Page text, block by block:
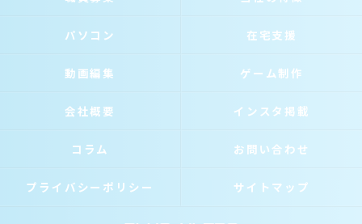
パソコン 在宅支援
動画編集 ゲーム制作
会社概要 インスタ掲載
コラム お問い合わせ
プライバシーポリシー サイトマップ